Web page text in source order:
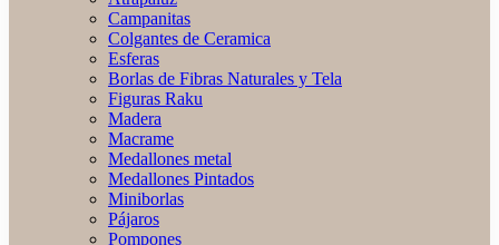
Campanitas
Colgantes de Ceramica
Esferas
Borlas de Fibras Naturales y Tela
Figuras Raku
Madera
Macrame
Medallones metal
Medallones Pintados
Miniborlas
Pájaros
Pompones